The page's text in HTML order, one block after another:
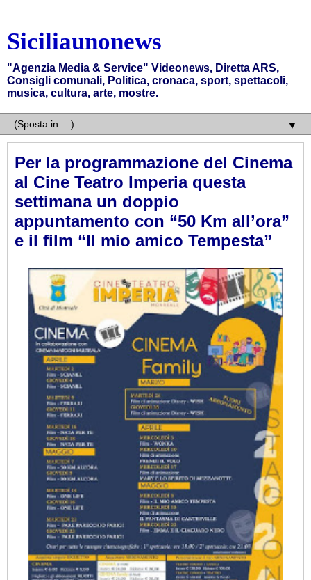
Siciliaunonews
"Agenzia Media & Service" Videonews, Diretta ARS,
Consigli comunali, Politica, cronaca, sport, spettacoli,
musica, cultura, arte, mostre.
▼
Per la programmazione del Cinema
al Cine Teatro Imperia questa
settimana un doppio
appuntamento con “50 Km all’ora”
e il film “Il mio amico Tempesta”